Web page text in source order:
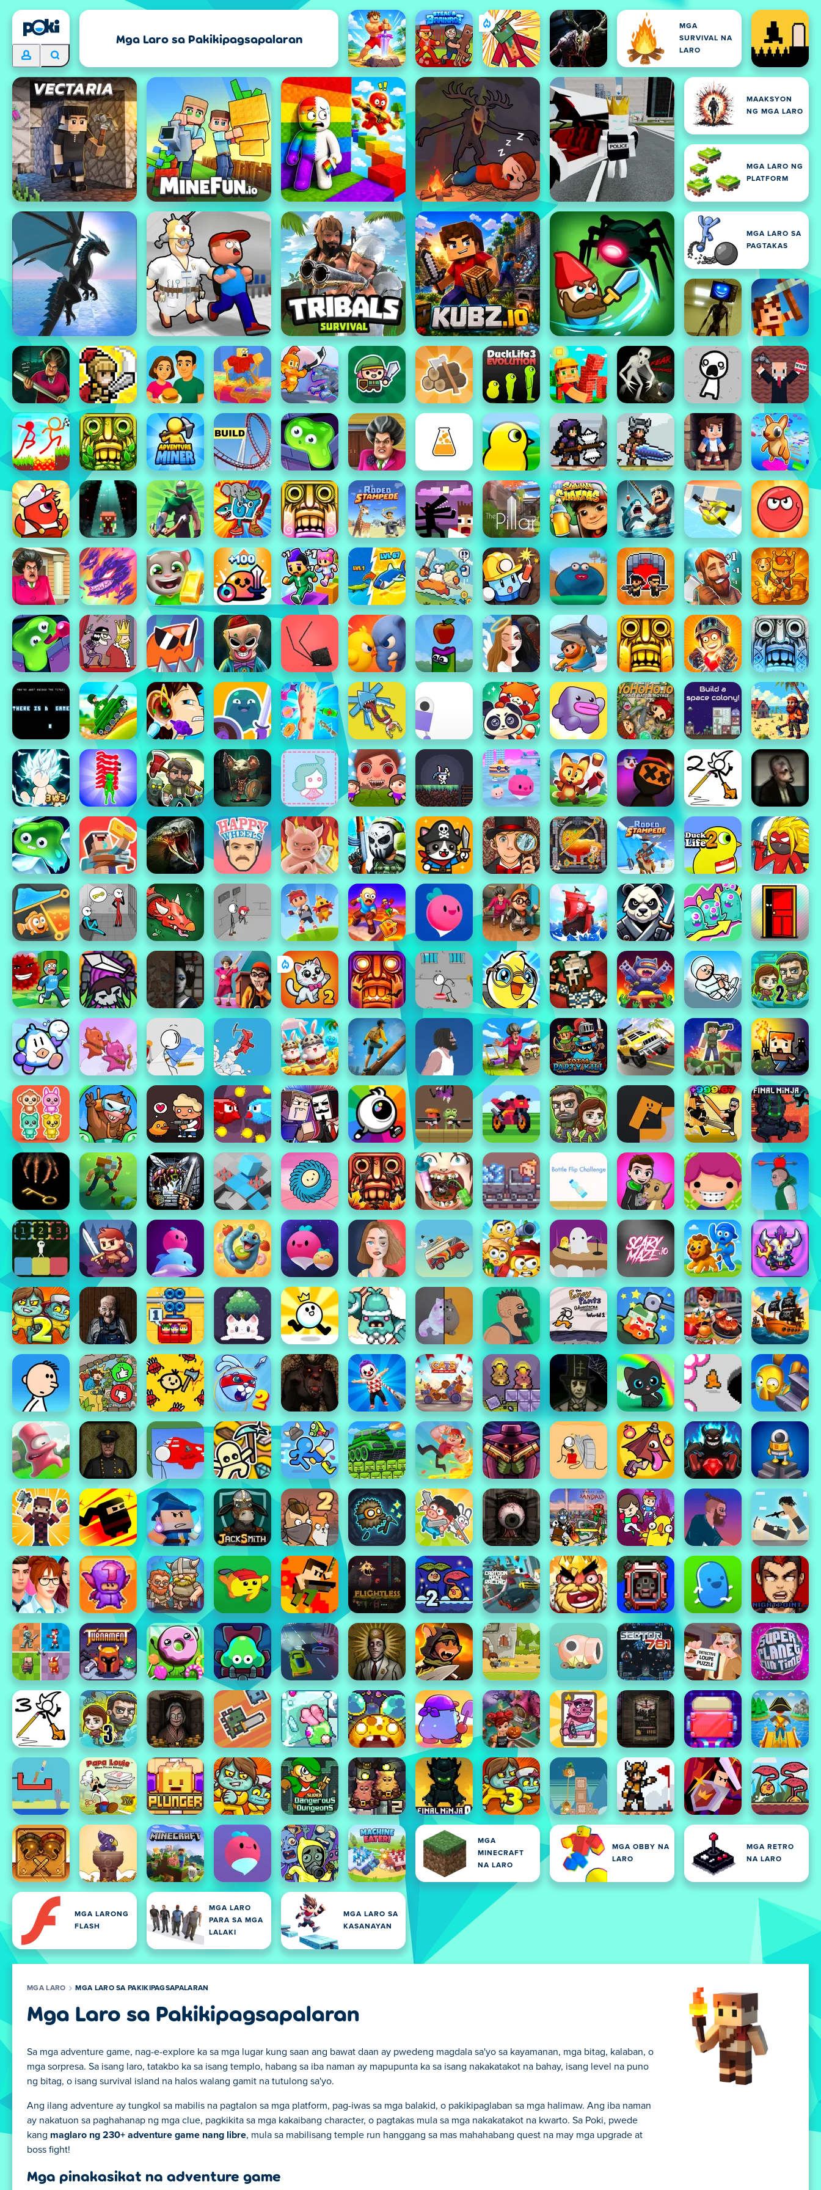
Mga Laro sa Pakikipagsapalaran
MGA
SURVIVAL NA
LARO
MAAKSYON
NG MGA LARO
MGA LARO NG
PLATFORM
MGA LARO SA
PAGTAKAS
MGA
MINECRAFT
NA LARO
MGA OBBY NA
LARO
MGA RETRO
NA LARO
MGA LARONG
FLASH
MGA LARO
PARA SA MGA
LALAKI
MGA LARO SA
KASANAYAN
MGA LARO MGA LARO SA PAKIKIPAGSAPALARAN
Mga Laro sa Pakikipagsapalaran
Sa mga adventure game, nag-e-explore ka sa mga lugar kung saan ang bawat daan ay pwedeng magdala sa'yo sa kayamanan, mga bitag, kalaban, o
mga sorpresa. Sa isang laro, tatakbo ka sa isang templo, habang sa iba naman ay mapupunta ka sa isang nakakatakot na bahay, isang level na puno
ng bitag, o isang survival island na halos walang gamit na tutulong sa'yo.
Ang ilang adventure ay tungkol sa mabilis na pagtalon sa mga platform, pag-iwas sa mga balakid, o pakikipaglaban sa mga halimaw. Ang iba naman
ay nakatuon sa paghahanap ng mga clue, pagkikita sa mga kakaibang character, o pagtakas mula sa mga nakakatakot na kwarto. Sa Poki, pwede
kang maglaro ng 230+ adventure game nang libre, mula sa mabilisang temple run hanggang sa mas mahahabang quest na may mga upgrade at
boss fight!
Mga pinakasikat na adventure game